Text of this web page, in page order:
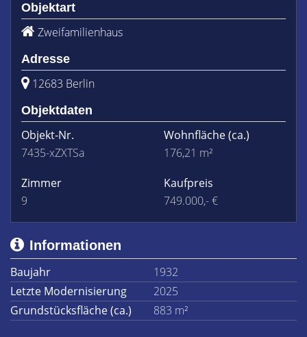
Objektart
Zweifamilienhaus
Adresse
12683 Berlin
Objektdaten
Objekt-Nr.
7435-xZXTSa
Wohnfläche(ca.)
176,21 m²
Zimmer
9
Kaufpreis
749.000,- €
Informationen
Baujahr
1932
Letzte Modernisierung
2025
Grundstücksfläche (ca.)
883 m²